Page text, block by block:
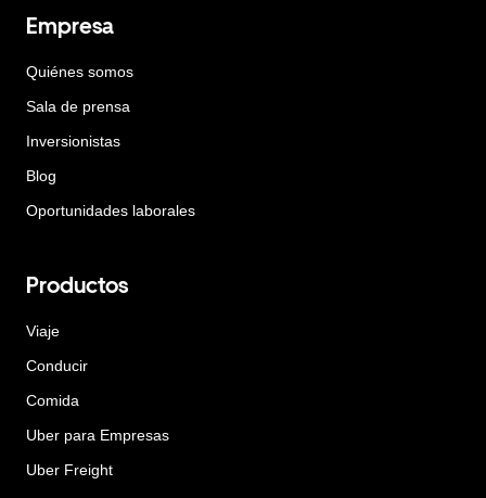
Empresa
Quiénes somos
Sala de prensa
Inversionistas
Blog
Oportunidades laborales
Productos
Viaje
Conducir
Comida
Uber para Empresas
Uber Freight